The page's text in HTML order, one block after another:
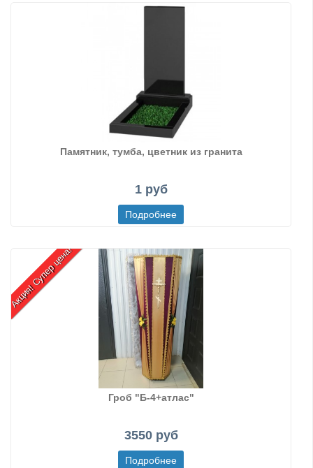
Памятник, тумба, цветник из гранита
1 руб
Акция! Супер цена!
Гроб "Б-4+атлас"
3550 руб